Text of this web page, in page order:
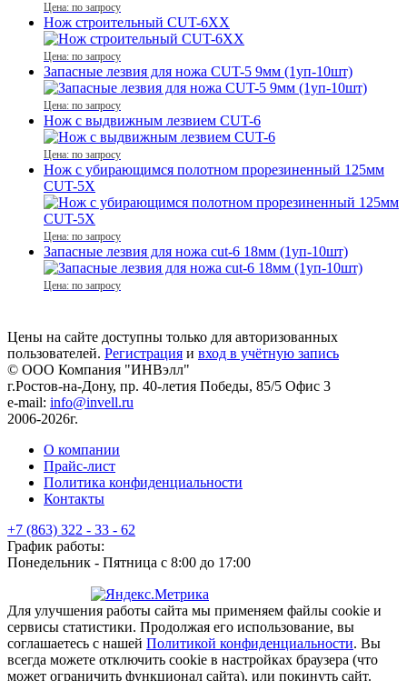
Цена: по запросу
Нож строительный CUT-6ХX
Цена: по запросу
Запасные лезвия для ножа CUT-5 9мм (1уп-10шт)
Цена: по запросу
Нож с выдвижным лезвием CUT-6
Цена: по запросу
Нож c убирающимся полотном прорезиненный 125мм
CUT-5X
Цена: по запросу
Запасные лезвия для ножа cut-6 18мм (1уп-10шт)
Цена: по запросу
Цены на сайте доступны только для авторизованных
пользователей. Регистрация и вход в учётную запись
© ООО Компания "ИНВэлл"
г.Ростов-на-Дону, пр. 40-летия Победы, 85/5 Офис 3
e-mail: info@invell.ru
2006-2026г.
О компании
Прайс-лист
Политика конфиденциальности
Контакты
+7 (863) 322 - 33 - 62
График работы:
Понедельник - Пятница с 8:00 до 17:00
Для улучшения работы сайта мы применяем файлы cookie и
сервисы статистики. Продолжая его использование, вы
соглашаетесь с нашей Политикой конфиденциальности. Вы
всегда можете отключить cookie в настройках браузера (что
может ограничить функционал сайта), или покинуть сайт.